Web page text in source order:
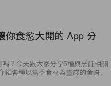
你食慾大開的 App 分
？今天跟大家分享5種與烹飪相關
各種以當季食材為靈感的食譜，